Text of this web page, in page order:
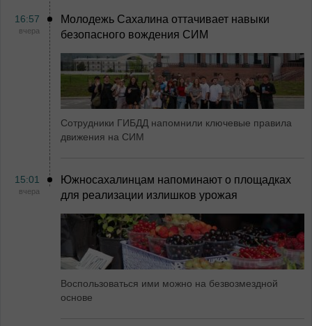
16:57
вчера
Молодежь Сахалина оттачивает навыки
безопасного вождения СИМ
Сотрудники ГИБДД напомнили ключевые правила
движения на СИМ
15:01
вчера
Южносахалинцам напоминают о площадках
для реализации излишков урожая
Воспользоваться ими можно на безвозмездной
основе